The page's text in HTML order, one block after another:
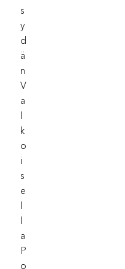
S
Y
D
Ä
N
V
A
L
K
O
I
S
E
L
L
A
P
O